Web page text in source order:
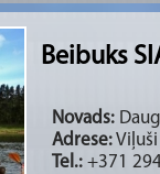
Beibuks
Novads:
Adrese:
Tel.: +371